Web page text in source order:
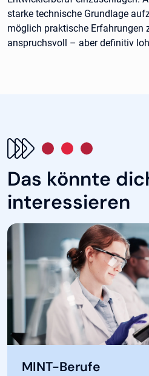
starke technische Grundlage
möglich praktische Erfahrungen
anspruchsvoll – aber definitiv
Das könnte
interessieren
MINT-Berufe